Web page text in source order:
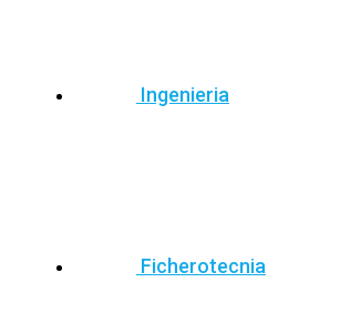
Ingenieria
Ficherotecnia